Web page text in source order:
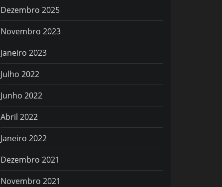
Dezembro 2025
Novembro 2023
Janeiro 2023
Julho 2022
Junho 2022
Abril 2022
Janeiro 2022
Dezembro 2021
Novembro 2021